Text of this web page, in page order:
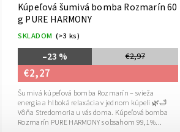
Kúpeľová šumivá bomba Rozmarín 60
g PURE HARMONY
SKLADOM (>3 ks)
€2,97
–23 %
€2,27
Šumivá kúpeľová bomba Rozmarín – svieža
energia a hlboká relaxácia v jednom kúpeli 🌿🛁
Vôňa Stredomoria u vás doma. Kúpeľová bomba
Rozmarín PURE HARMONY s obsahom 99,1 %...